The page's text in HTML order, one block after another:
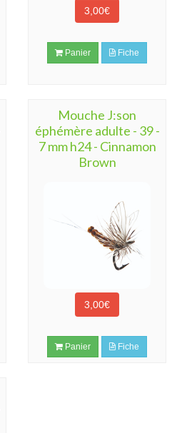
3,00€
Panier Fiche
Mouche J:son
éphémère adulte - 39 -
7 mm h24 - Cinnamon
Brown
3,00€
Panier Fiche